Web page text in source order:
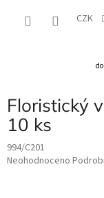
CZK
Floristický
10 ks
994/C201
Průměrné
Neohodnoceno